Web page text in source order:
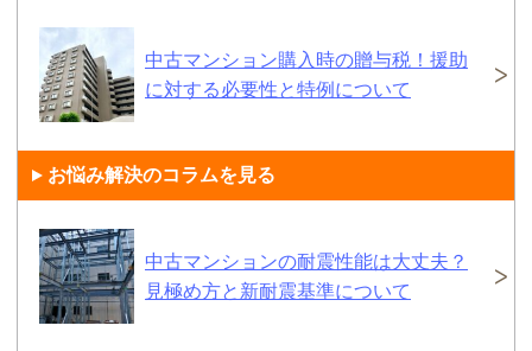
中古マンション購入時の贈与税！援助
に対する必要性と特例について
お悩み解決のコラムを見る
中古マンションの耐震性能は大丈夫？
見極め方と新耐震基準について